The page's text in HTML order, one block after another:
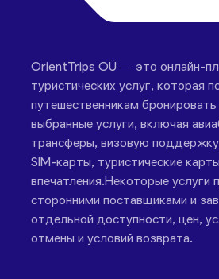
OrientTrips OÜ — это онлайн-
туристических услуг, которая
путешественникам
выбранные услуги, включая
трансферы, визовую
SIM-карты, туристические
впечатления.Некоторые услуги
сторонними поставщиками и
отдельной доступности, цен,
отмены и условий возврата.